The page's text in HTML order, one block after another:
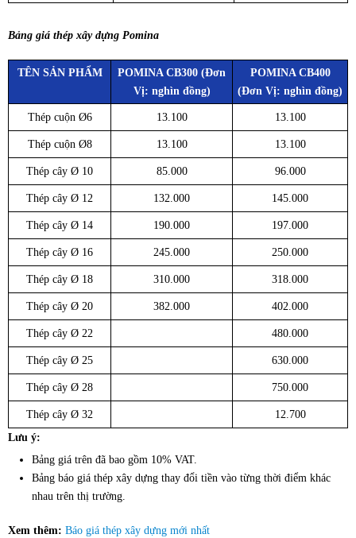
Bảng giá thép xây dựng Pomina
TÊN SẢN PHẨM
POMINA CB300 (Đơn
Vị: nghìn đồng)
POMINA CB400
(Đơn Vị: nghìn đồng)
Thép cuộn Ø6 13.100 13.100
Thép cuộn Ø8 13.100 13.100
Thép cây Ø 10 85.000 96.000
Thép cây Ø 12 132.000 145.000
Thép cây Ø 14 190.000 197.000
Thép cây Ø 16 245.000 250.000
Thép cây Ø 18 310.000 318.000
Thép cây Ø 20 382.000 402.000
Thép cây Ø 22 480.000
Thép cây Ø 25 630.000
Thép cây Ø 28 750.000
Thép cây Ø 32
12.700
Lưu ý:
Bảng giá trên đã bao gồm 10% VAT.
Bảng báo giá thép xây dựng thay đổi tiền vào từng thời điểm khác
nhau trên thị trường.
Xem thêm: Báo giá thép xây dựng mới nhất